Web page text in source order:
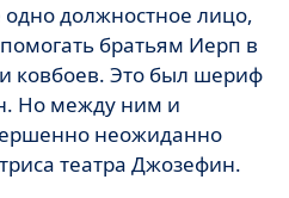
должностное лицо,
братьям Иерп в
ковбоев. Это был шериф
Но между ним и
неожиданно
театра Джозефин.